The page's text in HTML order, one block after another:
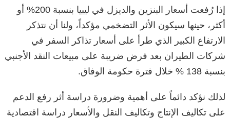
إذا رُفعت أسعار البنزين والديزل في ليبيا بنسبة 200% أو
أكثر، حينها سيكون الأثر التضخمي مؤكداً، ولنا أن نتذكر
الارتفاع الكبير الذي طرأ على أسعار تذاكر السفر في
شركات الطيران بعد فرض ضريبة على مبيعات النقد الأجنبي
بنسبة 138 % خلال فترة حكومة الوفاق.
لذلك نؤكد دائماً على أهمية وضرورة دراسة أثر رفع الدعم
على تكاليف الإنتاج وتكاليف النقل والأسعار دراسة اقتصادية